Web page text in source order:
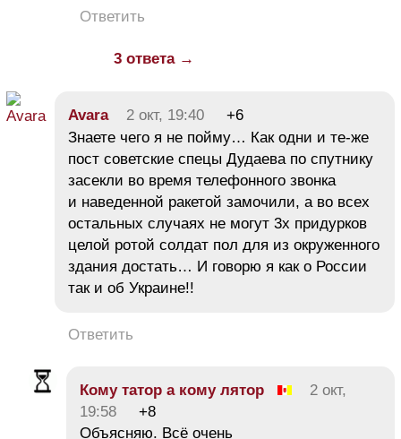
Ответить
3 ответа →
Avara 2 окт, 19:40
+6
Знаете чего я не пойму… Как одни и те-же
пост советские спецы Дудаева по спутнику
засекли во время телефонного звонка
и наведенной ракетой замочили, а во всех
остальных случаях не могут 3х придурков
целой ротой солдат пол для из окруженного
здания достать… И говорю я как о России
так и об Украине!!
Ответить
Кому татор а кому лятор
2 окт,
19:58
+8
Объясняю. Всё очень